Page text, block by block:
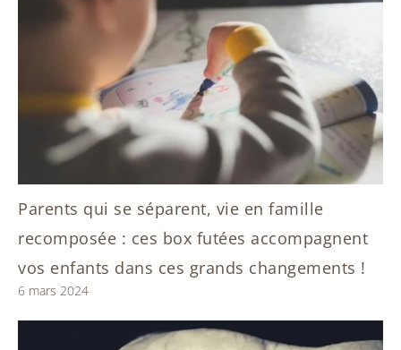
Parents qui se séparent, vie en famille
recomposée : ces box futées accompagnent
vos enfants dans ces grands changements !
6 mars 2024